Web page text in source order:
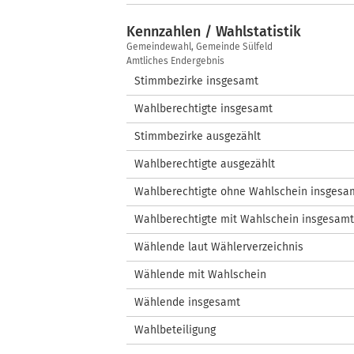
Kennzahlen / Wahlstatistik
Kennzahlen
/
Wahlstatistik
Gemeindewahl, Gemeinde Sülfeld
Amtliches Endergebnis
Stimmbezirke insgesamt
Wahlberechtigte insgesamt
Stimmbezirke ausgezählt
Wahlberechtigte ausgezählt
Wahlberechtigte ohne Wahlschein
Wahlberechtigte mit Wahlschein insgesamt
Wählende laut Wählerverzeichnis
Wählende mit Wahlschein
Wählende insgesamt
Wahlbeteiligung